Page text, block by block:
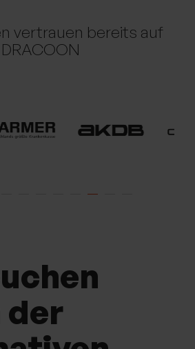
vertrauen bereits auf
DRACOON
der